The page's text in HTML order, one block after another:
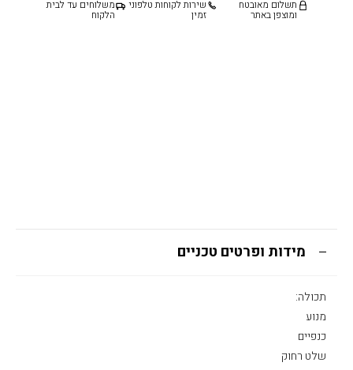
תשלום מאובטח
ומוצפן באתר
שירות לקוחות טלפוני
זמין
משלוחים עד לבית
הלקוח
מידות ופרטים טכניים
תכולה:
מנוע
כנפיים
שלט רחוק